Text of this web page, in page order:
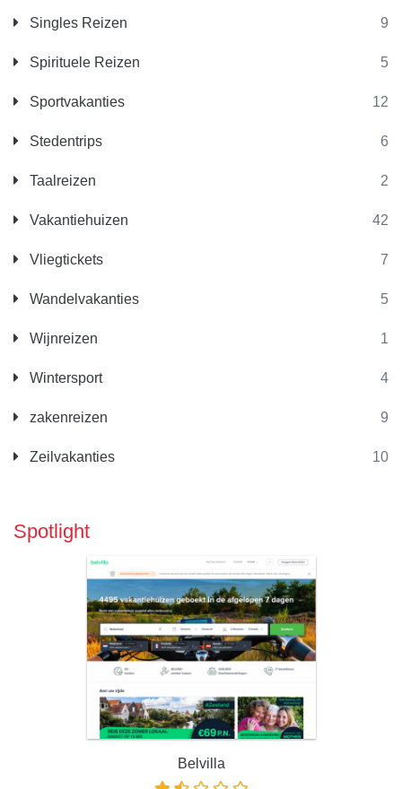
Singles Reizen 9
Spirituele Reizen 5
Sportvakanties 12
Stedentrips 6
Taalreizen 2
Vakantiehuizen 42
Vliegtickets 7
Wandelvakanties 5
Wijnreizen 1
Wintersport 4
zakenreizen 9
Zeilvakanties 10
Spotlight
Belvilla